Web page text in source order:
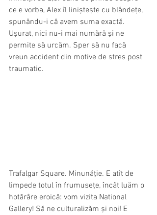
ce e vorba, Alex îl liniștește cu blândețe,
spunându-i că avem suma exactă.
Ușurat, nici nu-i mai numără și ne
permite să urcăm. Sper să nu facă
vreun accident din motive de stres post
traumatic.
Trafalgar Square. Minunăție. E atît de
limpede totul în frumusețe, încât luăm o
hotărâre eroică: vom vizita National
Gallery! Să ne culturalizăm și noi! E